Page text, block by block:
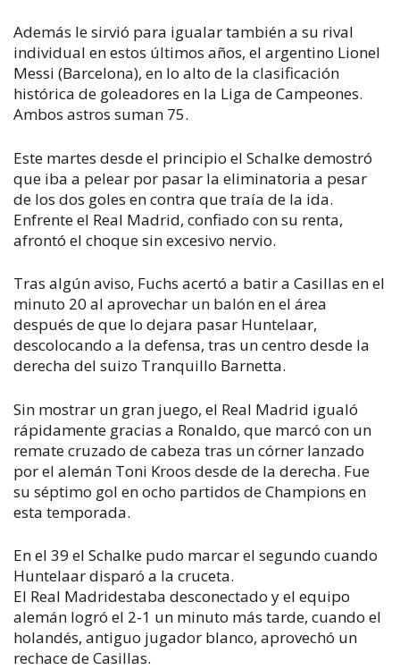
Además le sirvió para igualar también a su rival
individual en estos últimos años, el argentino Lionel
Messi (Barcelona), en lo alto de la clasificación
histórica de goleadores en la Liga de Campeones.
Ambos astros suman 75.
Este martes desde el principio el Schalke demostró
que iba a pelear por pasar la eliminatoria a pesar
de los dos goles en contra que traía de la ida.
Enfrente el Real Madrid, confiado con su renta,
afrontó el choque sin excesivo nervio.
Tras algún aviso, Fuchs acertó a batir a Casillas en el
minuto 20 al aprovechar un balón en el área
después de que lo dejara pasar Huntelaar,
descolocando a la defensa, tras un centro desde la
derecha del suizo Tranquillo Barnetta.
Sin mostrar un gran juego, el Real Madrid igualó
rápidamente gracias a Ronaldo, que marcó con un
remate cruzado de cabeza tras un córner lanzado
por el alemán Toni Kroos desde de la derecha. Fue
su séptimo gol en ocho partidos de Champions en
esta temporada.
En el 39 el Schalke pudo marcar el segundo cuando
Huntelaar disparó a la cruceta.
El Real Madridestaba desconectado y el equipo
alemán logró el 2-1 un minuto más tarde, cuando el
holandés, antiguo jugador blanco, aprovechó un
rechace de Casillas.